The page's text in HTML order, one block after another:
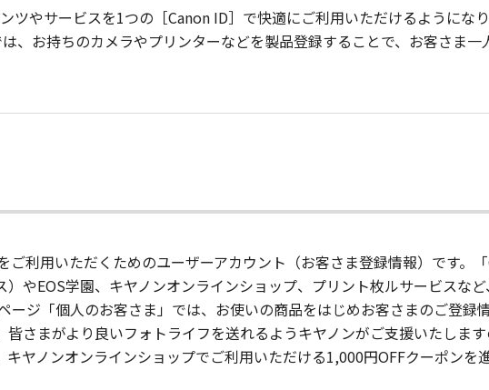
ツやサービスを1つの［Canon ID］で快適にご利用いただけるようになり
、お持ちのカメラやプリンターなどを製品登録することで、お客さま
ご利用いただくためのユーザーアカウント（お客さま登録情報）です。
やEOS学園、キヤノンオンラインショップ、プリント枚ルサービスな
ージ「個人のお客さま」では、お使いの商品をはじめお客さまのご登録
さまがより良いフォトライフを送れるようキヤノンがご支援いたしま
ヤノンオンラインショップでご利用いただける1,000円OFFクーポンを